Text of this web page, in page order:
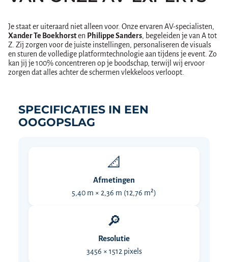
Je staat er uiteraard niet alleen voor. Onze ervaren AV-specialisten,
Xander Te Boekhorsten Philippe Sanders, begeleiden je van A tot
Z. Zij zorgen voor de juiste instellingen, personaliseren de visuals
en sturen de volledige platformtechnologie aan tijdens je event. Zo
kan jij je 100% concentreren op je boodschap, terwijl wij ervoor
zorgen dat alles achter de schermen vlekkeloos verloopt.
SPECIFICATIES IN EEN
OOGOPSLAG
📐
Afmetingen
5,40 m × 2,36 m (12,76 m²)
🔎
Resolutie
3456 × 1512 pixels